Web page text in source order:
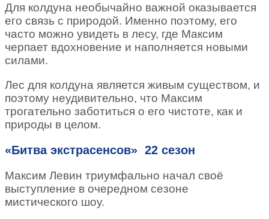
Для колдуна необычайно важной оказывается
его связь с природой. Именно поэтому, его
часто можно увидеть в лесу, где Максим
черпает вдохновение и наполняется новыми
силами.
Лес для колдуна является живым существом, и
поэтому неудивительно, что Максим
трогательно заботиться о его чистоте, как и
природы в целом.
«Битва экстрасенсов» 22 сезон
Максим Левин триумфально начал своё
выступление в очередном сезоне
мистического шоу.